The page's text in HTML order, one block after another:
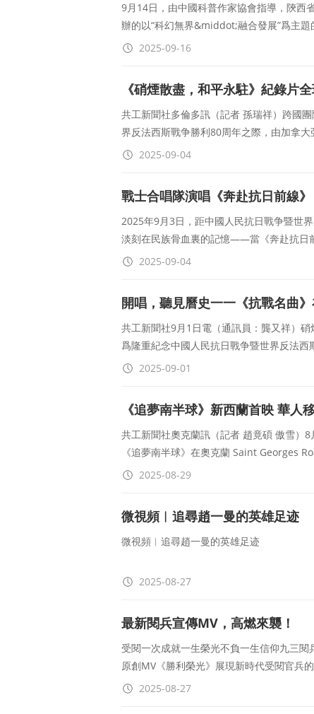
9月14日，由中國科普作家協會指導，陝西
辦的以“科幻無界&middot;融合發展”爲主
2025-09-16
《硝煙散盡，和平永駐》紀錄片
共工新聞社多倫多訊（記者 孫瑞祥）跨國
界反法西斯戰争勝利80周年之際，由加拿
2025-09-04
戰士合唱隊演唱《奔赴抗日前線
2025年9月3日，距中國人民抗日戰争暨世
淡刻在民族骨血裏的記憶——當《奔赴抗日
2025-09-04
開唱，聽見曆史一一《抗戰名曲
共工新聞社9月1日電（通訊員：龔又祥）
爲隆重紀念中國人民抗日戰争暨世界反法
2025-09-01
《追夢南半球》新西蘭首映 華人
共工新聞社奧克蘭訊（記者 趙竟碩 傲雪）
《追夢南半球》在奧克蘭 Saint Georges
2025-08-29
微視頻︱追尋趙一曼的英雄足迹
微視頻︱追尋趙一曼的英雄足迹
2025-08-27
最新閱兵宣傳MV，高燃來襲！
受閱一次成就一生榮光不負一生信仰九三
原創MV《勝利榮光》展現新時代受閱官兵
2025-08-27